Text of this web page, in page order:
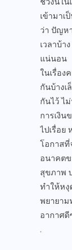
เข้ามาเ
ว่า ปัญห
เวลาบ้า
แน่นอน
ในเรื่อง
กันบ้าง
กันไว้ ไ
การเงิน
ไปเรื่อย
โอกาสที่
อนาคตข
สุขภาพ
ทำให้หงุ
พยายาม
อากาศดี
.